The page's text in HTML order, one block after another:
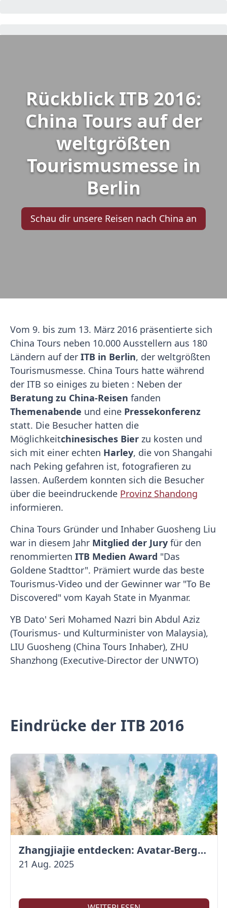
Rückblick ITB 2016:
China Tours auf der
weltgrößten
Tourismusmesse in
Berlin
Schau dir unsere Reisen nach China an
Vom 9. bis zum 13. März 2016 präsentierte sich
China Tours neben 10.000 Ausstellern aus 180
Ländern auf der ITB in Berlin, der weltgrößten
Tourismusmesse. China Tours hatte während
der ITB so einiges zu bieten : Neben der
Beratung zu China-Reisen fanden
Themenabende und eine Pressekonferenz
statt. Die Besucher hatten die
Möglichkeitchinesisches Bier zu kosten und
sich mit einer echten Harley, die von Shangahi
nach Peking gefahren ist, fotografieren zu
lassen. Außerdem konnten sich die Besucher
über die beeindruckende Provinz Shandong
informieren.
China Tours Gründer und Inhaber Guosheng Liu
war in diesem Jahr Mitglied der Jury für den
renommierten ITB Medien Award "Das
Goldene Stadttor". Prämiert wurde das beste
Tourismus-Video und der Gewinner war "To Be
Discovered" vom Kayah State in Myanmar.
YB Dato' Seri Mohamed Nazri bin Abdul Aziz
(Tourismus- und Kulturminister von Malaysia),
LIU Guosheng (China Tours Inhaber), ZHU
Shanzhong (Executive-Director der UNWTO)
Eindrücke der ITB 2016
Zhangjiajie entdecken: Avatar-Berge & Altstadt von Fenghuang
21 Aug. 2025